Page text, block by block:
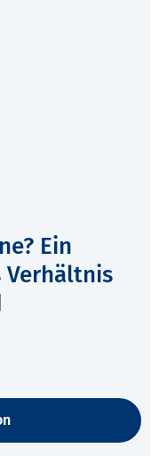
Ein
Verhältnis